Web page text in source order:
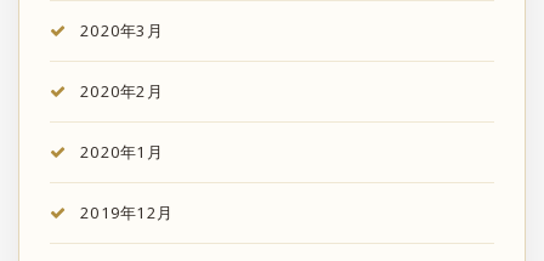
2020年3月
2020年2月
2020年1月
2019年12月